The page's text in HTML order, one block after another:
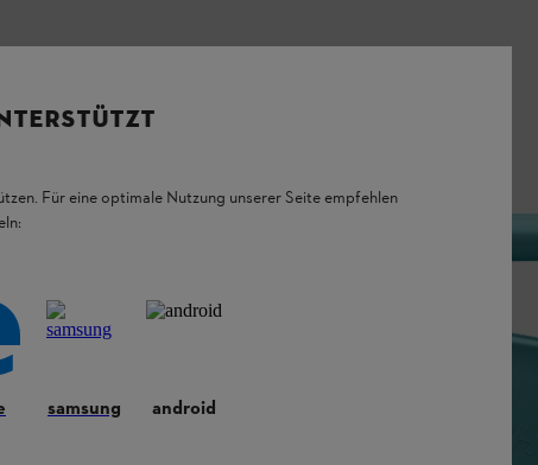
10 % di
a
olio
contiene olefi
almeno il
Für eine optimale Nutzung unserer Seite empfehlen
samsung android